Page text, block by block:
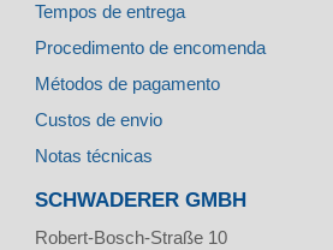
Tempos de entrega
Procedimento de encomenda
Métodos de pagamento
Custos de envio
Notas técnicas
SCHWADERER GMBH
Robert-Bosch-Straße 10